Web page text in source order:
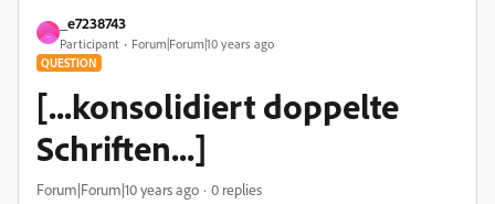
_
_e7238743
Participant Forum|Forum|10 years ago
QUESTION
[...konsolidiert doppelte
Schriften...]
Forum|Forum|10 years ago 0 replies